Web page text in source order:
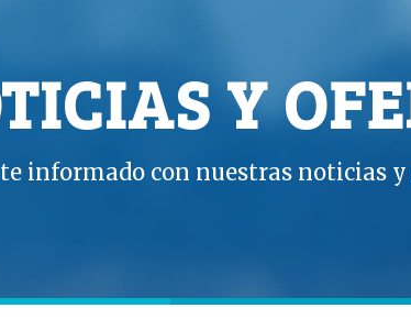
Y
informado con nuestras noticias y